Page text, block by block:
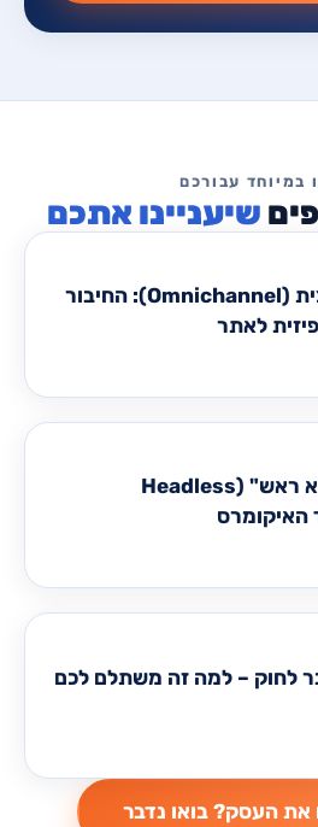
שיעניינו אתכם
חווית לקוח רב-ערוצית (Omnichannel): החיבור
לאתר
המעבר לחנויות "ללא ראש" (Headless
לחוק – למה זה משתלם לכם